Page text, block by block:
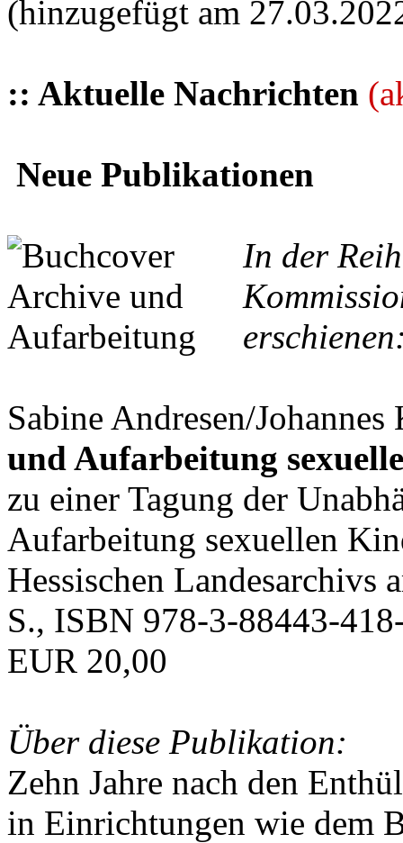
(hinzugefügt am
:: Aktuelle Nachrichten
Neue Publikationen
In der
Sabine Andresen/
und Aufarbeitung
zu einer Tagung der
Aufarbeitung sexuellen
Hessischen Landesarchivs
S., ISBN 978-3-88443-
EUR 20,00
Über diese Publikation:
Zehn Jahre nach den
in Einrichtungen wie dem